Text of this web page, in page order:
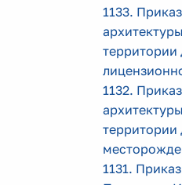
1133.
1132.
территории
1131.